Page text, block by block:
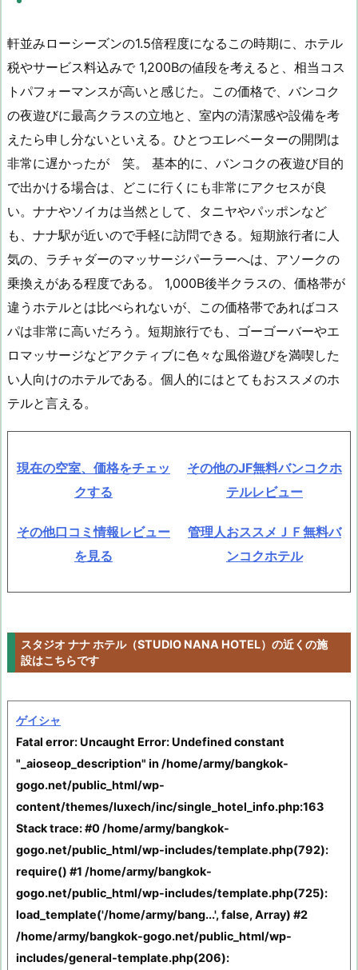
軒並みローシーズンの1.5倍程度になるこの時期に、ホテル
税やサービス料込みで 1,200Bの値段を考えると、相当コス
トパフォーマンスが高いと感じた。この価格で、バンコク
の夜遊びに最高クラスの立地と、室内の清潔感や設備を考
えたら申し分ないといえる。ひとつエレベーターの開閉は
非常に遅かったが 笑。 基本的に、バンコクの夜遊び目的
で出かける場合は、どこに行くにも非常にアクセスが良
い。ナナやソイカは当然として、タニヤやパッポンなど
も、ナナ駅が近いので手軽に訪問できる。短期旅行者に人
気の、ラチャダーのマッサージパーラーへは、アソークの
乗換えがある程度である。 1,000B後半クラスの、価格帯が
違うホテルとは比べられないが、この価格帯であればコス
パは非常に高いだろう。短期旅行でも、ゴーゴーバーやエ
ロマッサージなどアクティブに色々な風俗遊びを満喫した
い人向けのホテルである。個人的にはとてもおススメのホ
テルと言える。
現在の空室、価格をチェッ
クする
その他のJF無料バンコクホ
テルレビュー
その他口コミ情報レビュー
を見る
管理人おススメＪＦ無料バ
ンコクホテル
スタジオ ナナ ホテル（STUDIO NANA HOTEL）の近くの施
設はこちらです
ゲイシャ
Fatal error: Uncaught Error: Undefined constant
"_aioseop_description" in /home/army/bangkok-
gogo.net/public_html/wp-
content/themes/luxech/inc/single_hotel_info.php:163
Stack trace: #0 /home/army/bangkok-
gogo.net/public_html/wp-includes/template.php(792):
require() #1 /home/army/bangkok-
gogo.net/public_html/wp-includes/template.php(725):
load_template('/home/army/bang...', false, Array) #2
/home/army/bangkok-gogo.net/public_html/wp-
includes/general-template.php(206):